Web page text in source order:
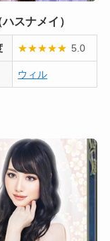
スナメイ）
★★★★★ 5.0
ウィル